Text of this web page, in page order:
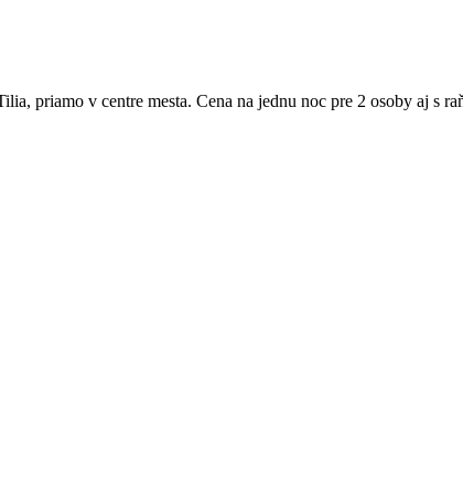
priamo v centre mesta. Cena na jednu noc pre 2 osoby aj s